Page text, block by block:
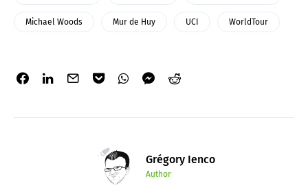
Michael Woods Mur de Huy UCI WorldTour
Grégory Ienco
Author